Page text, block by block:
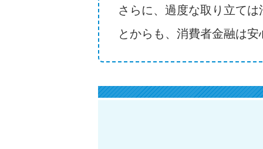
さらに、過度な取り立て
とからも、消費者金融は